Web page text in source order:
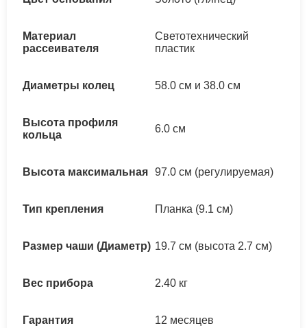
Материал
рассеивателя
Светотехнический
пластик
Диаметры колец 58.0 см и 38.0 см
Высота профиля
кольца
6.0 см
Высота максимальная 97.0 см (регулируемая)
Тип крепления Планка (9.1 см)
Размер чаши (Диаметр) 19.7 см (высота 2.7 см)
Вес прибора 2.40 кг
Гарантия 12 месяцев